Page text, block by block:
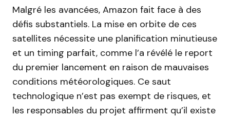
Malgré les avancées, Amazon fait face à des
défis substantiels. La mise en orbite de ces
satellites nécessite une planification minutieuse
et un timing parfait, comme l’a révélé le report
du premier lancement en raison de mauvaises
conditions météorologiques. Ce saut
technologique n’est pas exempt de risques, et
les responsables du projet affirment qu’il existe